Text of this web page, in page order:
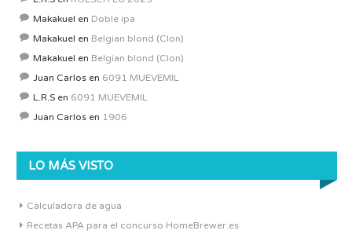
Makakuel en Doble ipa
Makakuel en Belgian blond (Clon)
Makakuel en Belgian blond (Clon)
Juan Carlos en 6091 MUEVEMIL
L.R.S en 6091 MUEVEMIL
Juan Carlos en 1906
LO MÁS VISTO
Calculadora de agua
Recetas APA para el concurso HomeBrewer.es